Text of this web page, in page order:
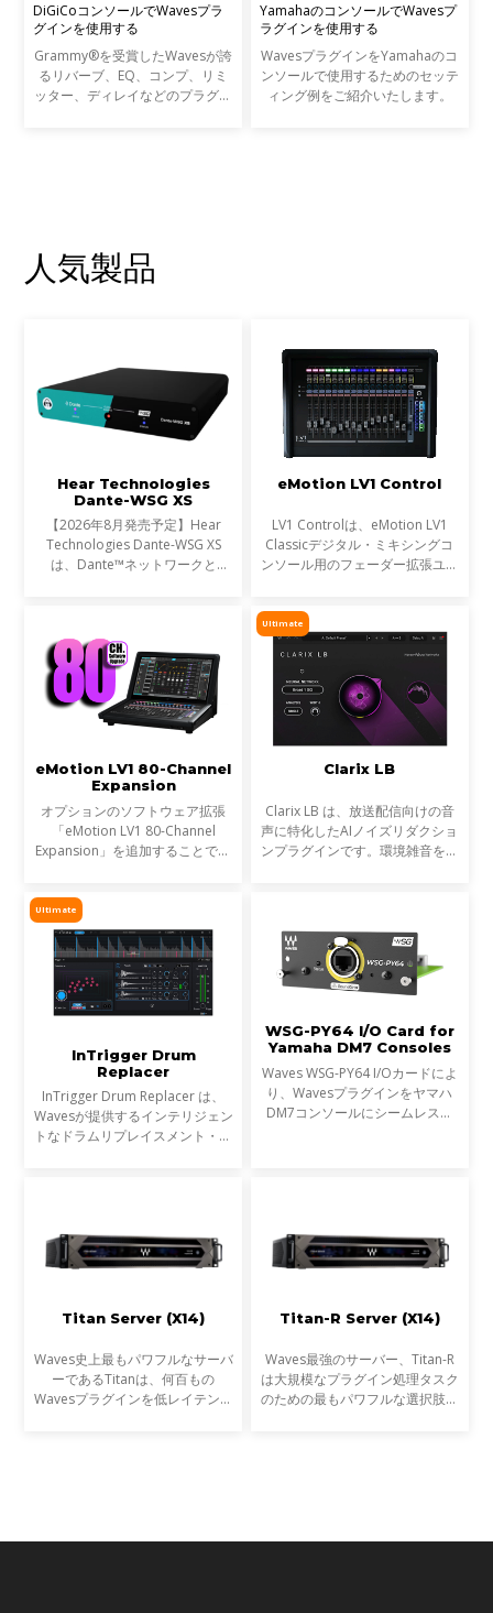
DiGiCoコンソールでWavesプラ
グインを使用する
Grammy®を受賞したWavesが誇
るリバーブ、EQ、コンプ、リミ
ッター、ディレイなどのプラグイ
YamahaのコンソールでWavesプ
ラグインを使用する
WavesプラグインをYamahaのコ
ンソールで使用するためのセッテ
ィング例をご紹介いたします。
人気製品
Hear Technologies
Dante-WSG XS
【2026年8月発売予定】Hear
Technologies Dante-WSG XS
は、Dante™ネットワークと
eMotion LV1シリーズや
SuperRackシステムをDante
eMotion LV1 Control
LV1 Controlは、eMotion LV1
Classicデジタル・ミキシングコ
ンソール用のフェーダー拡張ユニ
モジュラー式のeMotion LV1シス
テムのフェーダーバンクと
eMotion LV1 80-Channel
Expansion
オプションのソフトウェア拡張
「eMotion LV1 80-Channel
Expansion」を追加することで、
software license）を、最大80ス
テレオチャンネル／160インプッ
ト、
Ultimate
Clarix LB
Clarix LB は、放送配信向けの音
声に特化したAIノイズリダクショ
ンプラグインです。環境雑音をリ
です。
Ultimate
InTrigger Drum
Replacer
InTrigger Drum Replacer は、
Wavesが提供するインテリジェン
トなドラムリプレイスメント・プ
WSG-PY64 I/O Card for
Yamaha DM7 Consoles
Waves WSG-PY64 I/Oカードによ
り、Wavesプラグインをヤマハ
DM7コンソールにシームレスに
Titan Server (X14)
Waves史上最もパワフルなサーバ
ーであるTitanは、何百もの
Wavesプラグインを低レイテンシ
Titan-R Server (X14)
Waves最強のサーバー、Titan-R
は大規模なプラグイン処理タスク
のための最もパワフルな選択肢で